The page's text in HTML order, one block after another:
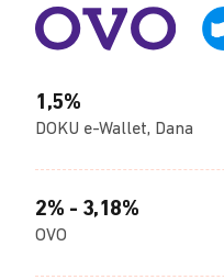
1,5%
DOKU e-Wallet, Dana
2% - 3,18%
OVO